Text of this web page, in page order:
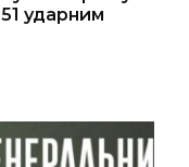
ударним